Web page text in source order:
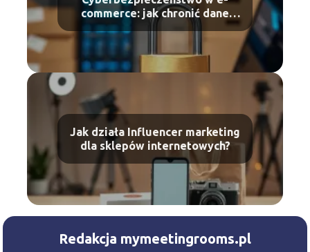
commerce: jak chronić dane
Jak działa Influencer marketing
dla sklepów internetowych?
Redakcja mymeetingrooms.pl